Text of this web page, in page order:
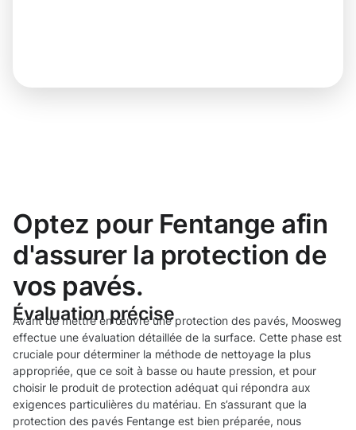
Optez pour Fentange afin
d'assurer la protection de
vos pavés.
Évaluation précise
Avant de mettre en œuvre une protection des pavés, Moosweg
effectue une évaluation détaillée de la surface. Cette phase est
cruciale pour déterminer la méthode de nettoyage la plus
appropriée, que ce soit à basse ou haute pression, et pour
choisir le produit de protection adéquat qui répondra aux
exigences particulières du matériau. En s’assurant que la
protection des pavés Fentange est bien préparée, nous